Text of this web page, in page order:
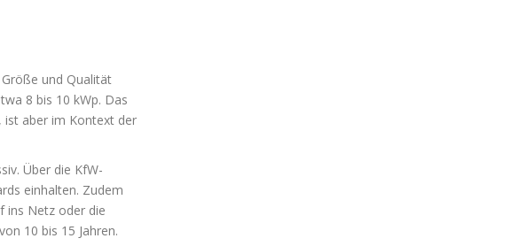
und Qualität
8 bis 10 kWp. Das
ist aber im Kontext der
Über die KfW-
einhalten. Zudem
ins Netz oder die
10 bis 15 Jahren.